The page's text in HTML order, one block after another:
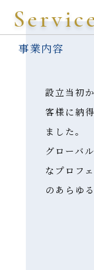
事業内容
設立当初
客様に納
ました。
グローバ
なプロフ
のあらゆ